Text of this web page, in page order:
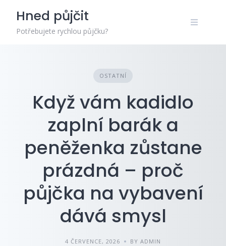
content
Hned půjčit
Potřebujete rychlou půjčku?
OSTATNÍ
Když vám kadidlo
zaplní barák a
peněženka zůstane
prázdná – proč
půjčka na vybavení
dává smysl
4 ČERVENCE, 2026 BY ADMIN